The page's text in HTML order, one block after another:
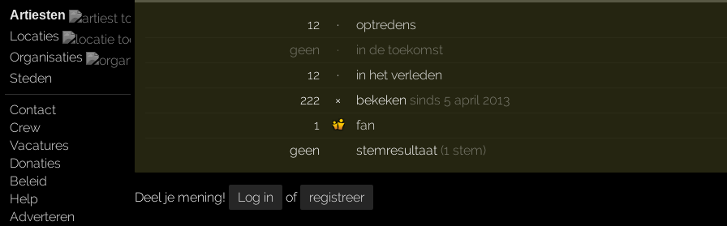
Artiesten
Locaties
Organisaties
Steden
Contact
Crew
Vacatures
Donaties
Beleid
Help
Adverteren
12 ·
optredens
geen
·
in de toekomst
12
·
in het verleden
222
× bekeken sinds 5 april 2013
1
fan
geen
stemresultaat (1 stem)
Deel je mening! Log in of registreer